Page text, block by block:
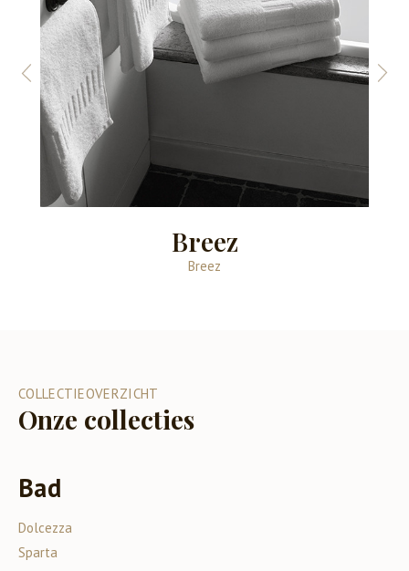
Vorige
Breez
Breez
COLLECTIEOVERZICHT
Onze collecties
Bad
Dolcezza
Sparta